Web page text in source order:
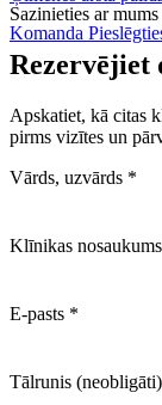
Komanda
Sazinieties ar mums
Rezervējiet
Apskatiet, kā citas
pirms vizītes un
Vārds, uzvārds *
Klīnikas nosaukums
E-pasts *
Tālrunis (neobligāti)